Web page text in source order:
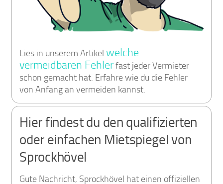
Lies in unserem Artikelwelche
vermeidbaren Fehlerfast jeder Vermieter
schon gemacht hat. Erfahre wie du die Fehler
von Anfang an vermeiden kannst.
Hier findest du den qualifizierten
oder einfachen Mietspiegel von
Sprockhövel
Gute Nachricht, Sprockhövel hat einen offiziellen